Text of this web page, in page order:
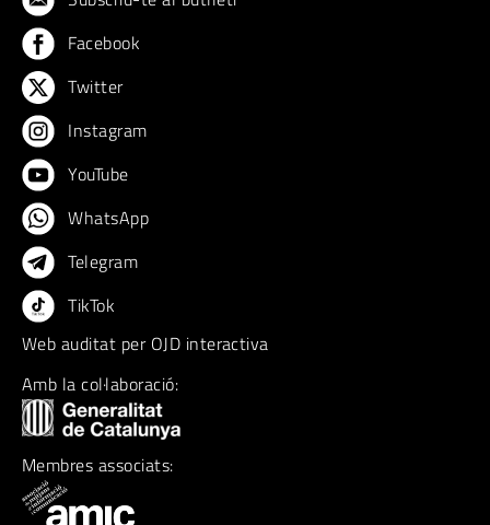
Facebook
Twitter
Instagram
YouTube
WhatsApp
Telegram
TikTok
Web auditat per OJD interactiva
Amb la col·laboració:
Membres associats: